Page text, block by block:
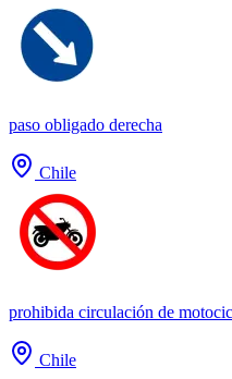
paso obligado derecha
Chile
prohibida circulación de
Chile